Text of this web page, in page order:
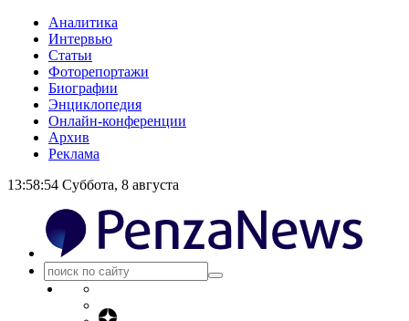
Аналитика
Интервью
Статьи
Фоторепортажи
Биографии
Энциклопедия
Онлайн-конференции
Архив
Реклама
13:58:55 Суббота, 8 августа